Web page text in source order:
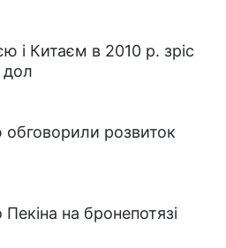
і Китаєм в 2010 р. зріс
розвиток
на бронепотязі